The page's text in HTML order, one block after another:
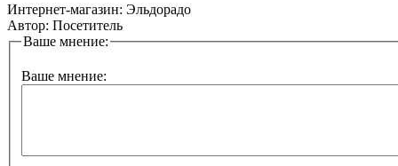
Интернет-магазин: Эльдорадо
Автор: Посетитель
Ваше мнение:
Ваше мнение: